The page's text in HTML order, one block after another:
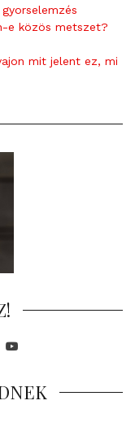
e közös metszet?
mit jelent ez, mi
Youtube